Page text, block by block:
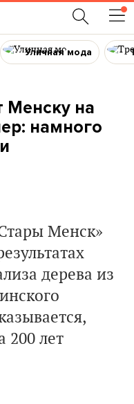
Уличная мода
Менску на
намного
Менск»
дерева из
200 лет